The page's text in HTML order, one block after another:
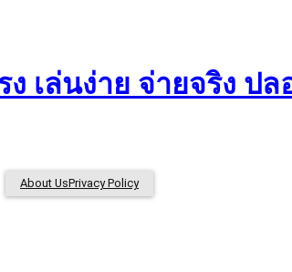
เล่นง่าย จ่ายจริง ปล
About UsPrivacy Policy